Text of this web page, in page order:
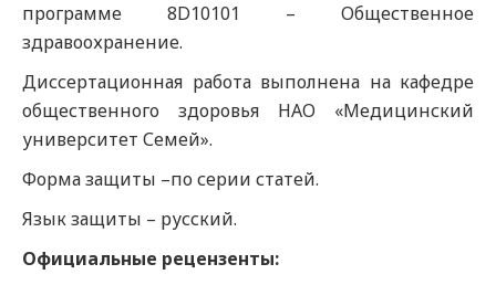
программе 8D10101 – Общественное
здравоохранение.
Диссертационная работа выполнена на кафедре
общественного здоровья НАО «Медицинский
университет Семей».
Форма защиты –по серии статей.
Язык защиты – русский.
Официальные рецензенты: